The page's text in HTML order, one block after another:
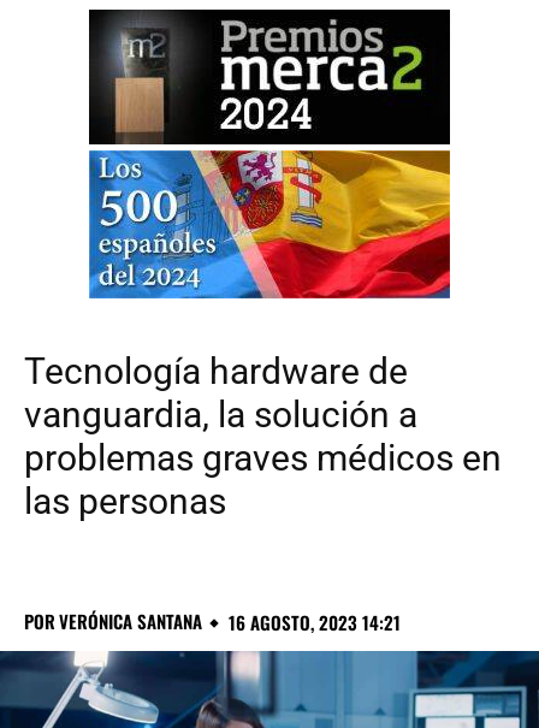
Tecnología hardware de
vanguardia, la solución a
problemas graves médicos en
las personas
PORVERÓNICA SANTANA 16 AGOSTO, 2023 14:21